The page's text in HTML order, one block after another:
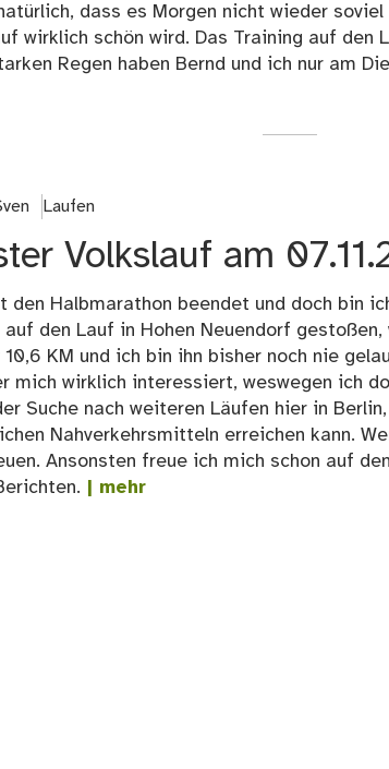
dass es Morgen nicht wieder
wirklich schön wird. Das Training auf den
Regen haben Bernd und ich nur am
Laufen
Volkslauf am
den Halbmarathon beendet und doch bin
auf den Lauf in Hohen Neuendorf
KM und ich bin ihn bisher noch nie
mich wirklich interessiert, weswegen ich
Suche nach weiteren Läufen hier in
Nahverkehrsmitteln erreichen kann.
Ansonsten freue ich mich schon auf
| mehr